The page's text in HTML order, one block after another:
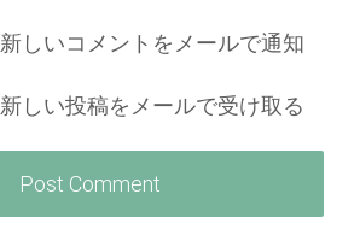
新しいコメントをメールで通知
新しい投稿をメールで受け取る